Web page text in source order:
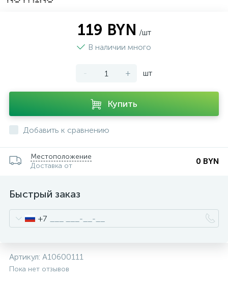
119 BYN /шт
В наличии много
- + шт
Купить
Добавить к сравнению
Местоположение
Доставка от
0 BYN
Быстрый заказ
+7
Артикул: A10600111
Пока нет отзывов